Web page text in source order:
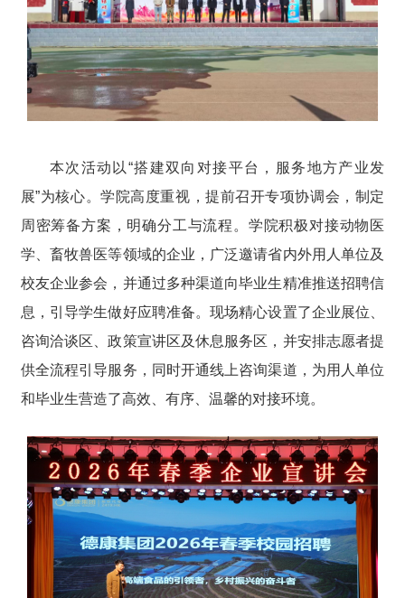
本次活动以“搭建双向对接平台，服务地方产业发
展”为核心。学院高度重视，提前召开专项协调会，制定
周密筹备方案，明确分工与流程。学院积极对接动物医
学、畜牧兽医等领域的企业，广泛邀请省内外用人单位及
校友企业参会，并通过多种渠道向毕业生精准推送招聘信
息，引导学生做好应聘准备。现场精心设置了企业展位、
咨询洽谈区、政策宣讲区及休息服务区，并安排志愿者提
供全流程引导服务，同时开通线上咨询渠道，为用人单位
和毕业生营造了高效、有序、温馨的对接环境。